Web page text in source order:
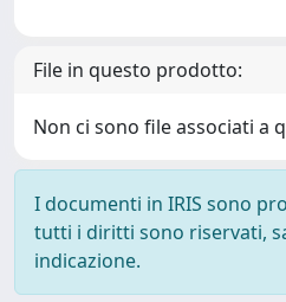
File in questo prodotto:
Non ci sono file associati a
I documenti in IRIS sono
tutti i diritti sono riservati,
indicazione.